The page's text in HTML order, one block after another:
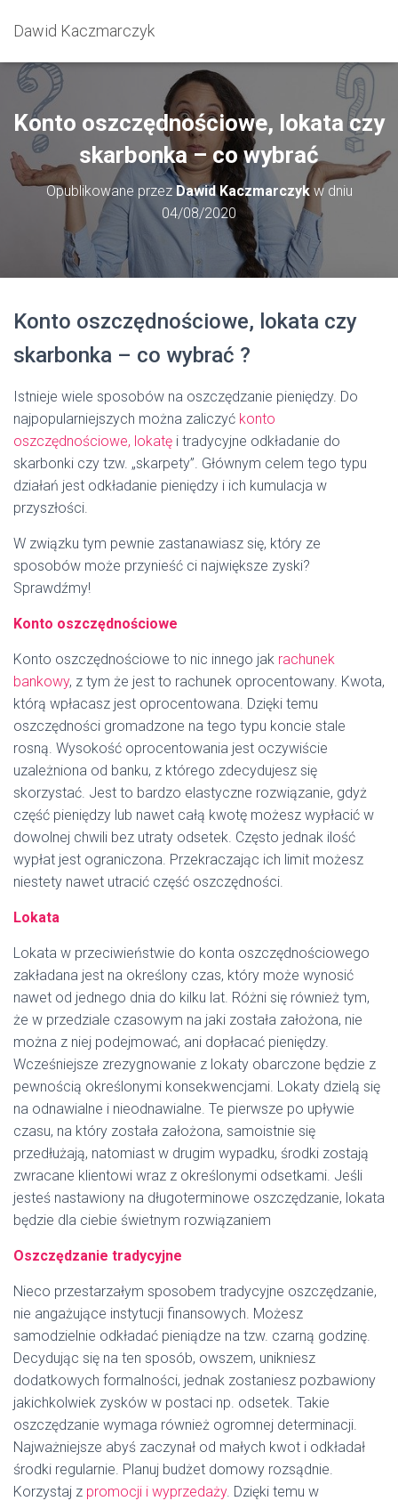
Dawid Kaczmarczyk
Konto oszczędnościowe, lokata czy
skarbonka – co wybrać
Opublikowane przezDawid Kaczmarczykw dniu
04/08/2020
Konto oszczędnościowe, lokata czy
skarbonka – co wybrać ?
Istnieje wiele sposobów na oszczędzanie pieniędzy. Do
najpopularniejszych można zaliczyć konto
oszczędnościowe, lokatę i tradycyjne odkładanie do
skarbonki czy tzw. „skarpety”. Głównym celem tego typu
działań jest odkładanie pieniędzy i ich kumulacja w
przyszłości.
W związku tym pewnie zastanawiasz się, który ze
sposobów może przynieść ci największe zyski?
Sprawdźmy!
Konto oszczędnościowe
Konto oszczędnościowe to nic innego jak rachunek
bankowy, z tym że jest to rachunek oprocentowany. Kwota,
którą wpłacasz jest oprocentowana. Dzięki temu
oszczędności gromadzone na tego typu koncie stale
rosną. Wysokość oprocentowania jest oczywiście
uzależniona od banku, z którego zdecydujesz się
skorzystać. Jest to bardzo elastyczne rozwiązanie, gdyż
część pieniędzy lub nawet całą kwotę możesz wypłacić w
dowolnej chwili bez utraty odsetek. Często jednak ilość
wypłat jest ograniczona. Przekraczając ich limit możesz
niestety nawet utracić część oszczędności.
Lokata
Lokata w przeciwieństwie do konta oszczędnościowego
zakładana jest na określony czas, który może wynosić
nawet od jednego dnia do kilku lat. Różni się również tym,
że w przedziale czasowym na jaki została założona, nie
można z niej podejmować, ani dopłacać pieniędzy.
Wcześniejsze zrezygnowanie z lokaty obarczone będzie z
pewnością określonymi konsekwencjami. Lokaty dzielą się
na odnawialne i nieodnawialne. Te pierwsze po upływie
czasu, na który została założona, samoistnie się
przedłużają, natomiast w drugim wypadku, środki zostają
zwracane klientowi wraz z określonymi odsetkami. Jeśli
jesteś nastawiony na długoterminowe oszczędzanie, lokata
będzie dla ciebie świetnym rozwiązaniem
Oszczędzanie tradycyjne
Nieco przestarzałym sposobem tradycyjne oszczędzanie,
nie angażujące instytucji finansowych. Możesz
samodzielnie odkładać pieniądze na tzw. czarną godzinę.
Decydując się na ten sposób, owszem, unikniesz
dodatkowych formalności, jednak zostaniesz pozbawiony
jakichkolwiek zysków w postaci np. odsetek. Takie
oszczędzanie wymaga również ogromnej determinacji.
Najważniejsze abyś zaczynał od małych kwot i odkładał
środki regularnie. Planuj budżet domowy rozsądnie.
Korzystaj z promocji i wyprzedaży. Dzięki temu w